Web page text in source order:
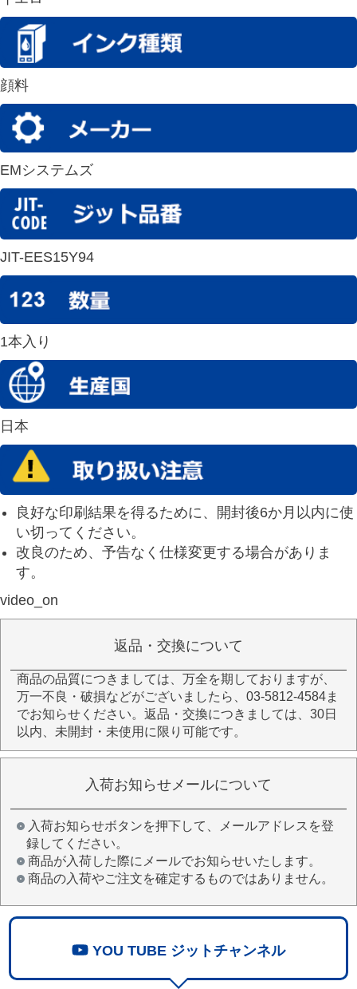
顔料
EMシステムズ
JIT-EES15Y94
1本入り
日本
良好な印刷結果を得るために、開封後6か月以内に使
い切ってください。
改良のため、予告なく仕様変更する場合がありま
す。
video_on
返品・交換について
商品の品質につきましては、万全を期しておりますが、
万一不良・破損などがございましたら、03-5812-4584ま
でお知らせください。返品・交換につきましては、30日
以内、未開封・未使用に限り可能です。
入荷お知らせメールについて
入荷お知らせボタンを押下して、メールアドレスを登
録してください。
商品が入荷した際にメールでお知らせいたします。
商品の入荷やご注文を確定するものではありません。
YOU TUBE ジットチャンネル